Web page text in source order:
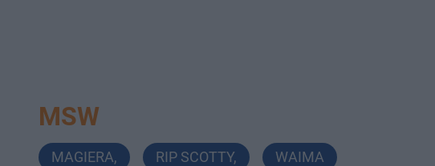
MSW
MAGIERA, RIP SCOTTY, WAIMA